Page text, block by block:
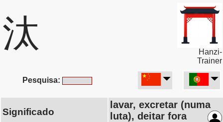
汰
Hanzi-
Trainer
Pesquisa:
Significado
lavar, excretar (numa
luta), deitar fora